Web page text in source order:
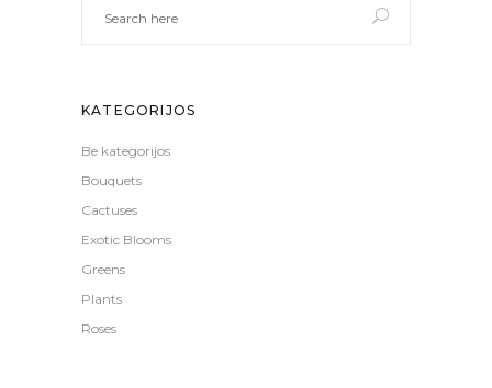
KATEGORIJOS
Be kategorijos
Bouquets
Cactuses
Exotic Blooms
Greens
Plants
Roses